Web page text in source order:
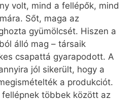
volt, mind a fellépők, mind
Sőt, maga az
gyümölcsét. Hiszen a
álló mag – társaik
csapattá gyarapodott. A
jól sikerült, hogy a
a produkciót.
többek között az